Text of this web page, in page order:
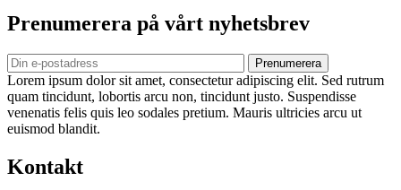
Prenumerera på vårt nyhetsbrev
Prenumerera
Lorem ipsum dolor sit amet, consectetur adipiscing elit. Sed rutrum
quam tincidunt, lobortis arcu non, tincidunt justo. Suspendisse
venenatis felis quis leo sodales pretium. Mauris ultricies arcu ut
euismod blandit.
Kontakt